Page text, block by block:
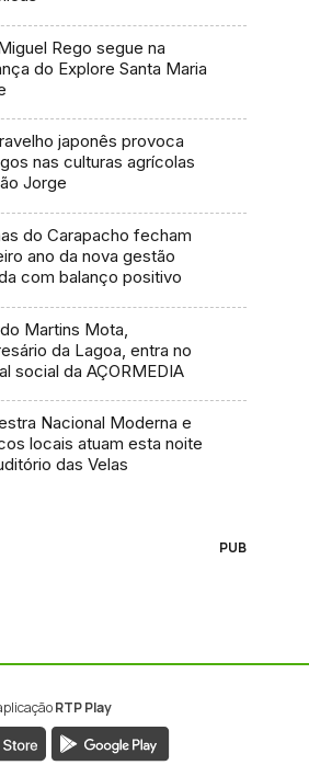
Rego segue na
do Explore Santa Maria
japonês provoca
nas culturas agrícolas
Jorge
do Carapacho fecham
ano da nova gestão
com balanço positivo
Martins Mota,
da Lagoa, entra no
social da AÇORMEDIA
Nacional Moderna e
locais atuam esta noite
das Velas
PUB
RTP Play